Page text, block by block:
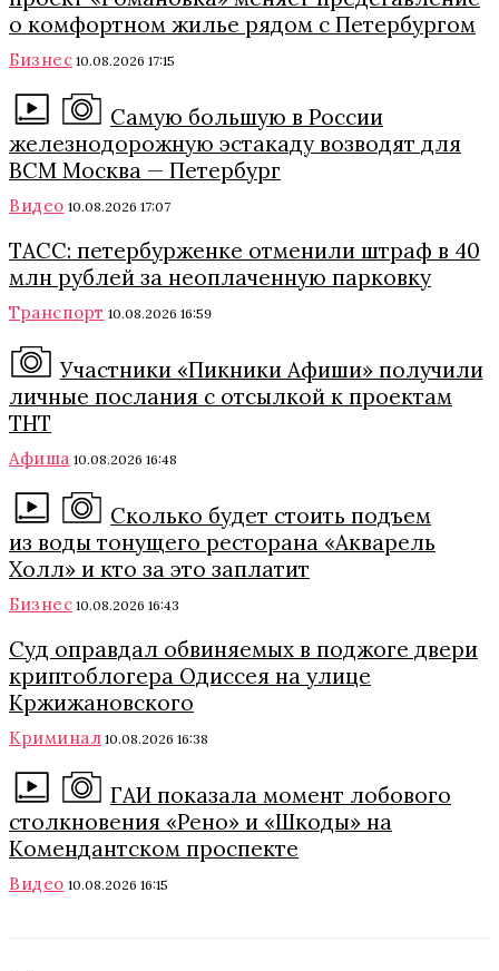
о комфортном жилье рядом с Петербургом
Бизнес 10.08.2026 17:15
Самую большую в России
железнодорожную эстакаду возводят для
ВСМ Москва — Петербург
Видео 10.08.2026 17:07
ТАСС: петербурженке отменили штраф в 40
млн рублей за неоплаченную парковку
Транспорт 10.08.2026 16:59
Участники «Пикники Афиши» получили
личные послания с отсылкой к проектам
ТНТ
Афиша 10.08.2026 16:48
Сколько будет стоить подъем
из воды тонущего ресторана «Акварель
Холл» и кто за это заплатит
Бизнес 10.08.2026 16:43
Суд оправдал обвиняемых в поджоге двери
криптоблогера Одиссея на улице
Кржижановского
Криминал 10.08.2026 16:38
ГАИ показала момент лобового
столкновения «Рено» и «Шкоды» на
Комендантском проспекте
Видео 10.08.2026 16:15